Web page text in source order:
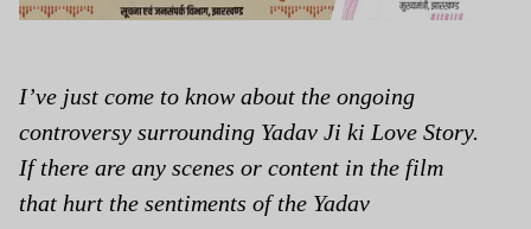
I’ve just come to know about the ongoing
controversy surrounding Yadav Ji ki Love Story.
If there are any scenes or content in the film
that hurt the sentiments of the Yadav